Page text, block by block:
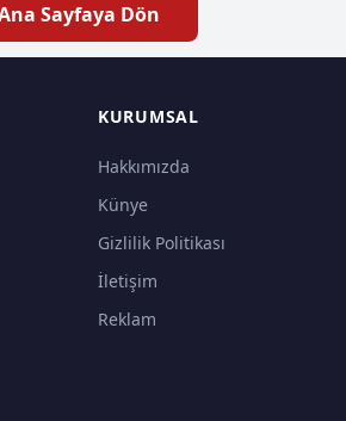
Sayfaya Dön
KURUMSAL
Hakkımızda
Künye
Gizlilik Politikası
İletişim
Reklam